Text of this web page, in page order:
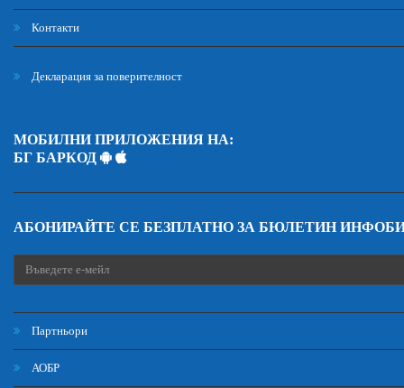
Контакти
Декларация за поверителност
МОБИЛНИ ПРИЛОЖЕНИЯ НА:
БГ БАРКОД
АБОНИРАЙТЕ СЕ БЕЗПЛАТНО ЗА БЮЛЕТИН
Партньори
АОБР